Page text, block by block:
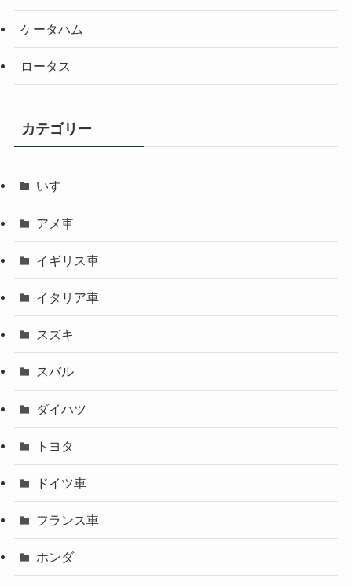
ケータハム
ロータス
カテゴリー
いすゞ
アメ車
イギリス車
イタリア車
スズキ
スバル
ダイハツ
トヨタ
ドイツ車
フランス車
ホンダ